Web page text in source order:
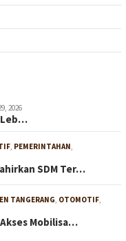
2026
Leb…
, PEMERINTAHAN,
SDM Ter…
TANGERANG, OTOMOTIF,
Mobilisa…